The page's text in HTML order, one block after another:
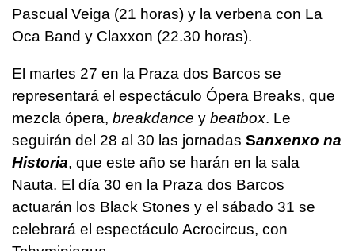
Pascual Veiga (21 horas) y la verbena con La
Oca Band y Claxxon (22.30 horas).
El martes 27 en la Praza dos Barcos se
representará el espectáculo Ópera Breaks, que
mezcla ópera, breakdance y beatbox. Le
seguirán del 28 al 30 las jornadas Sanxenxo na
Historia, que este año se harán en la sala
Nauta. El día 30 en la Praza dos Barcos
actuarán los Black Stones y el sábado 31 se
celebrará el espectáculo Acrocircus, con